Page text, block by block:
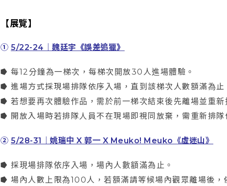
【展覽】
① 5/22-24｜魏廷宇《誤差追獵》
⭓ 每12分鐘為一梯次，每梯次開放30人進場體驗。
⭓ 進場方式採現場排隊依序入場，直到該梯次人數額滿為止
⭓ 若想要再次體驗作品，需於前一梯次結束後先離場並重新
⭓ 開放入場時若排隊人員不在現場即視同放棄，需重新排隊
② 5/28-31｜姚瑞中 X 郭一 X Meuko! Meuko《虛迷山》
⭓ 採現場排隊依序入場，場內人數額滿為止。
⭓ 場內人數上限為100人，若額滿請等候場內觀眾離場後，